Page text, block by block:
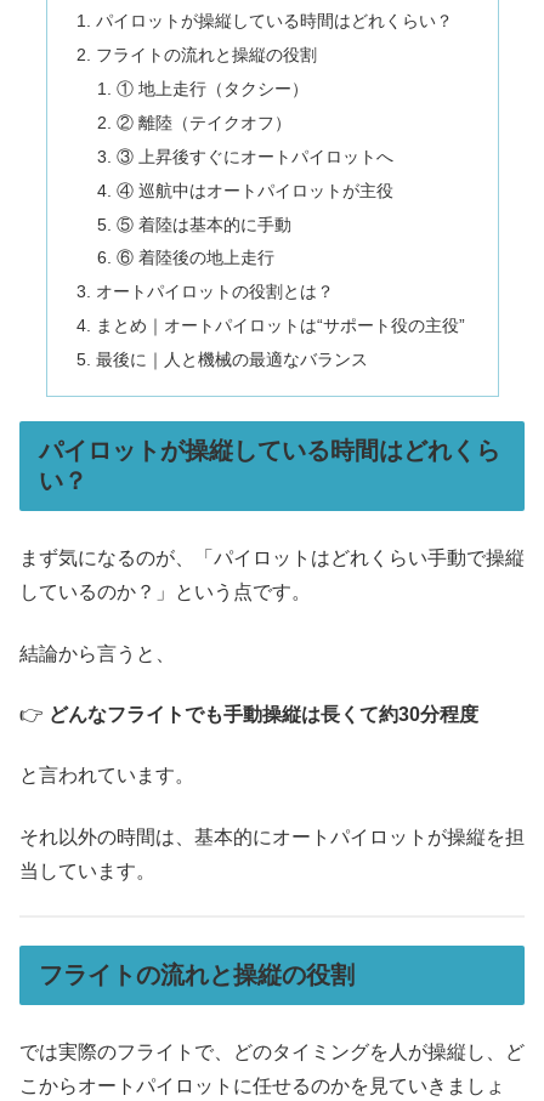
パイロットが操縦している時間はどれくらい？
フライトの流れと操縦の役割
① 地上走行（タクシー）
② 離陸（テイクオフ）
③ 上昇後すぐにオートパイロットへ
④ 巡航中はオートパイロットが主役
⑤ 着陸は基本的に手動
⑥ 着陸後の地上走行
オートパイロットの役割とは？
まとめ｜オートパイロットは“サポート役の主役”
最後に｜人と機械の最適なバランス
パイロットが操縦している時間はどれくら
い？
まず気になるのが、「パイロットはどれくらい手動で操縦
しているのか？」という点です。
結論から言うと、
👉 どんなフライトでも手動操縦は長くて約30分程度
と言われています。
それ以外の時間は、基本的にオートパイロットが操縦を担
当しています。
フライトの流れと操縦の役割
では実際のフライトで、どのタイミングを人が操縦し、ど
こからオートパイロットに任せるのかを見ていきましょ